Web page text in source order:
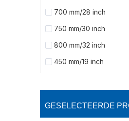
700 mm/28 inch
750 mm/30 inch
800 mm/32 inch
450 mm/19 inch
GESELECTEERDE